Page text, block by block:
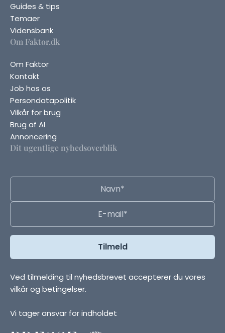
Guides & tips
Temaer
Vidensbank
Om Faktor.dk
Om Faktor
Kontakt
Job hos os
Persondatapolitik
Vilkår for brug
Brug af AI
Annoncering
Dit ugentlige nyhedsoverblik
Ved tilmelding til nyhedsbrevet accepterer du vores
vilkår og betingelser.
Vi tager ansvar for indholdet